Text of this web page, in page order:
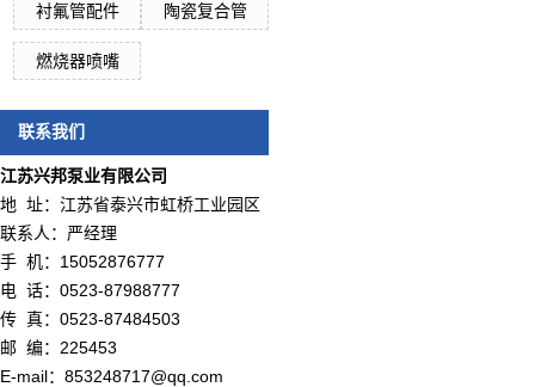
衬氟管配件 陶瓷复合管
燃烧器喷嘴
联系我们
江苏兴邦泵业有限公司
地 址：江苏省泰兴市虹桥工业园区
联系人：严经理
手 机：15052876777
电 话：0523-87988777
传 真：0523-87484503
邮 编：225453
E-mail：853248717@qq.com